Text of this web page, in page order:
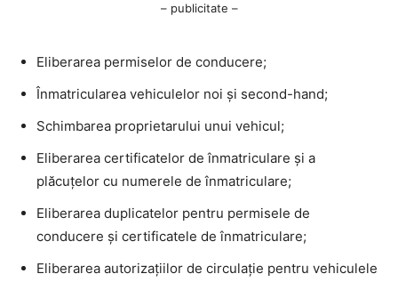
– publicitate –
Eliberarea permiselor de conducere;
Înmatricularea vehiculelor noi și second-hand;
Schimbarea proprietarului unui vehicul;
Eliberarea certificatelor de înmatriculare și a
plăcuțelor cu numerele de înmatriculare;
Eliberarea duplicatelor pentru permisele de
conducere și certificatele de înmatriculare;
Eliberarea autorizațiilor de circulație pentru vehiculele